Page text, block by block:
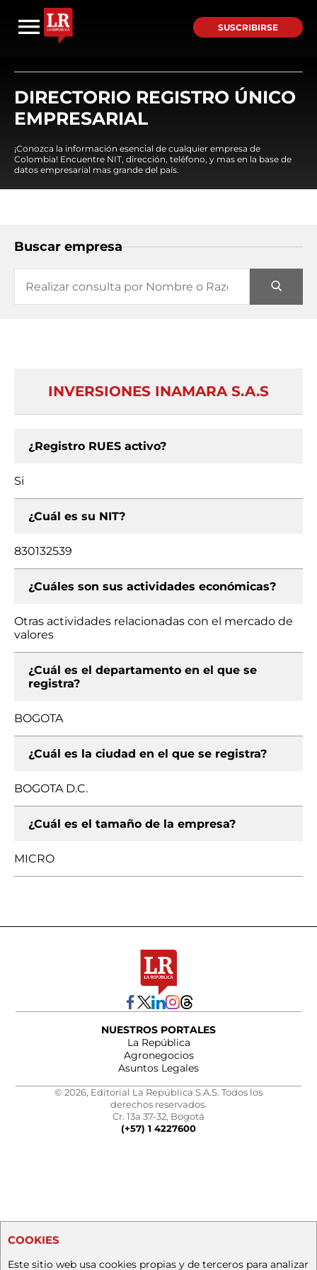
SUSCRIBIRSE
DIRECTORIO REGISTRO ÚNICO
EMPRESARIAL
¡Conozca la información esencial de cualquier empresa de
Colombia! Encuentre NIT, dirección, teléfono, y mas en la base de
datos empresarial mas grande del país.
Buscar empresa
INVERSIONES INAMARA S.A.S
¿Registro RUES activo?
Si
¿Cuál es su NIT?
830132539
¿Cuáles son sus actividades económicas?
Otras actividades relacionadas con el mercado de
valores
¿Cuál es el departamento en el que se
registra?
BOGOTA
¿Cuál es la ciudad en el que se registra?
BOGOTA D.C.
¿Cuál es el tamaño de la empresa?
MICRO
NUESTROS PORTALES
La República
Agronegocios
Asuntos Legales
© 2026, Editorial La República S.A.S. Todos los
derechos reservados.
Cr. 13a 37-32, Bogotá
(+57) 1 4227600
COOKIES
Este sitio web usa cookies propias y de terceros para analizar